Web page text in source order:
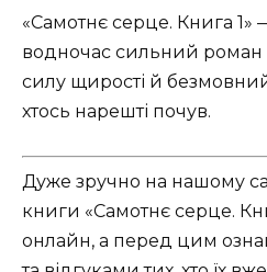
«Самотнє серце. Книга 1»
водночас сильний
силу щирості й
хтось нарешті почув.
Дуже зручно на нашому
книги «Самотнє серце.
онлайн, а перед цим